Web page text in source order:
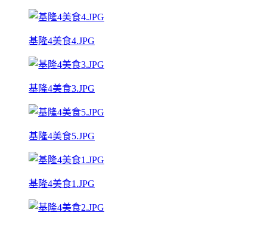
基隆4美食4.JPG
基隆4美食3.JPG
基隆4美食5.JPG
基隆4美食1.JPG